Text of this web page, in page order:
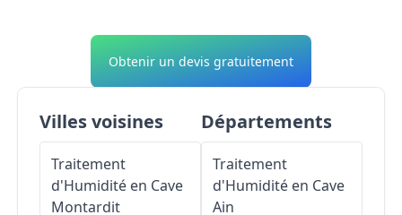
Obtenir un devis gratuitement
Villes voisines
Traitement
d'Humidité en Cave
Montardit
Départements
Traitement
d'Humidité en Cave
Ain